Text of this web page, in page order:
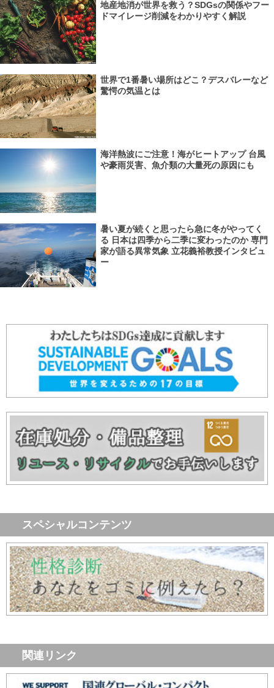
地産地消が世界を救う？SDGsの関係やフー
ドマイレージ削減をわかりやすく解説
世界で1番暑い場所はどこ？デスバレーなど
驚愕の気温とは
海洋熱波にご注意！海がヒートアップ 台風
や豪雨災害、魚介類の大量死の原因にも
暑い夏が続くと思ったら急に冬がやってく
る 日本は四季から二季に変わったのか 専門
家が語る異常気象 立花義裕教授インタビュ
ー
スペシャルコンテンツ
関連リンク